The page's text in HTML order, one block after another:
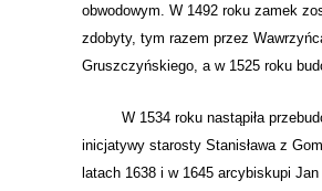
obwodowym. W 1492 roku zamek
zdobyty, tym razem przez
Gruszczyńskiego, a w 1525 roku
W 1534 roku nastąpiła
inicjatywy starosty Stanisława z
latach 1638 i w 1645 arcybiskupi